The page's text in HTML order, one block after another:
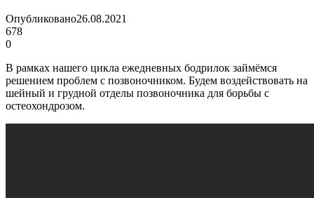
Опубликовано26.08.2021
678
0
В рамках нашего цикла ежедневных бодрилок займёмся
решением проблем с позвоночником. Будем воздействовать на
шейный и грудной отделы позвоночника для борьбы с
остеохондрозом.